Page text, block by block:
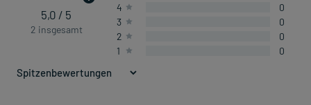
5,0 / 5
2 insgesamt
4
0
3
0
2
0
1
0